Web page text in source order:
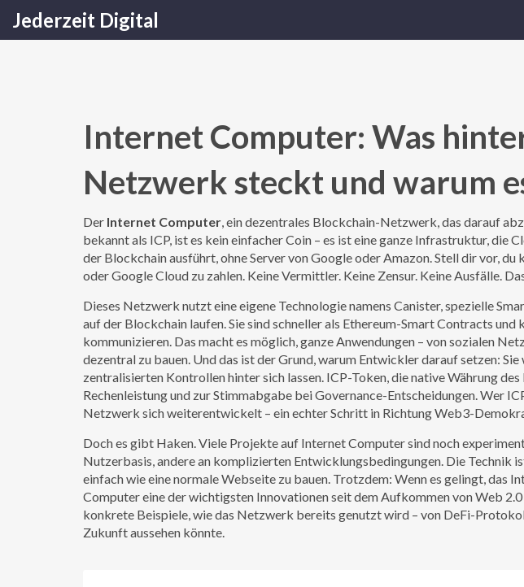
Jederzeit Digital
Internet Computer: Was
Netzwerk steckt und warum
Der Internet Computer,ein dezentrales Blockchain-Netzwerk, das darauf
bekannt als ICP, ist es kein einfacher Coin – es ist eine ganze Infrastruktur, die
der Blockchain ausführt, ohne Server von Google oder Amazon.Stell dir vor, du
oder Google Cloud zu zahlen. Keine Vermittler. Keine Zensur. Keine Ausfälle.
Dieses Netzwerk nutzt eine eigene Technologie namens Canister,spezielle
auf der Blockchain laufen. Sie sind schneller als Ethereum-Smart Contracts
kommunizieren. Das macht es möglich, ganze Anwendungen – von sozialen
dezentral zu bauen. Und das ist der Grund, warum Entwickler darauf setzen:
zentralisierten Kontrollen hinter sich lassen. ICP-Token,die native Währung
Rechenleistung und zur Stimmabgabe bei Governance-Entscheidungen. Wer
Netzwerk sich weiterentwickelt – ein echter Schritt in Richtung Web3-
Doch es gibt Haken. Viele Projekte auf Internet Computer sind noch
Nutzerbasis, andere an komplizierten Entwicklungsbedingungen. Die Technik
einfach wie eine normale Webseite zu bauen. Trotzdem: Wenn es gelingt, das
Computer eine der wichtigsten Innovationen seit dem Aufkommen von Web
konkrete Beispiele, wie das Netzwerk bereits genutzt wird – von DeFi-
Zukunft aussehen könnte.